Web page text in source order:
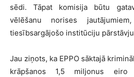
sēdi. Tāpat komisija būtu
vēlēšanu norises
tiesībsargājošo institūciju
Jau ziņots, ka EPPO sāktajā
krāpšanos 1,5 miljonus eiro